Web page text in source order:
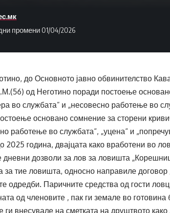
промени 01/04/2026
до Основното јавно обвинителство
од Неготино поради постоење
во службата“ и „несовесно работење во
основано сомнение за сторени
работење во службата“, „уцена“ и
2025 година, двајцата како вработени во
дневни дозволи за лов за ловишта
за тие ловишта, односно направиле договор
одредби. Паричните средства од гости
од членовите , пак ги земале во
ги внесувале на сметката на друштвото како